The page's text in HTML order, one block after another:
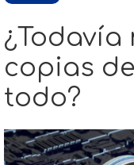
¿Todavía
copias
todo?